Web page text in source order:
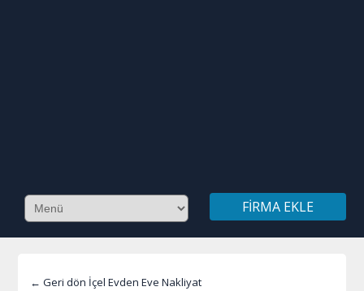
FIRMA EKLE
← Geri dön İçel Evden Eve Nakliyat